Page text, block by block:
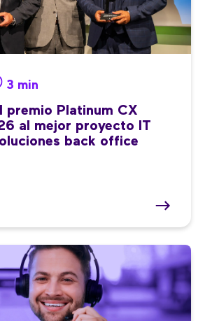
3 min
premio Platinum CX
al mejor proyecto IT
back office